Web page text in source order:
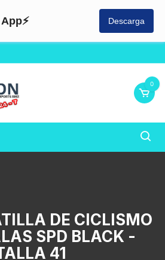
Descarga
0
DE CICLISMO
SPD BLACK -
41